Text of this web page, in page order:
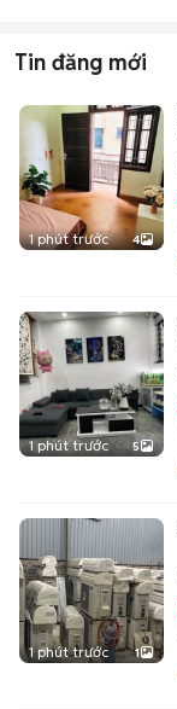
Tin đăng mới
1 phút trước 4
1 phút trước 5
1 phút trước 1